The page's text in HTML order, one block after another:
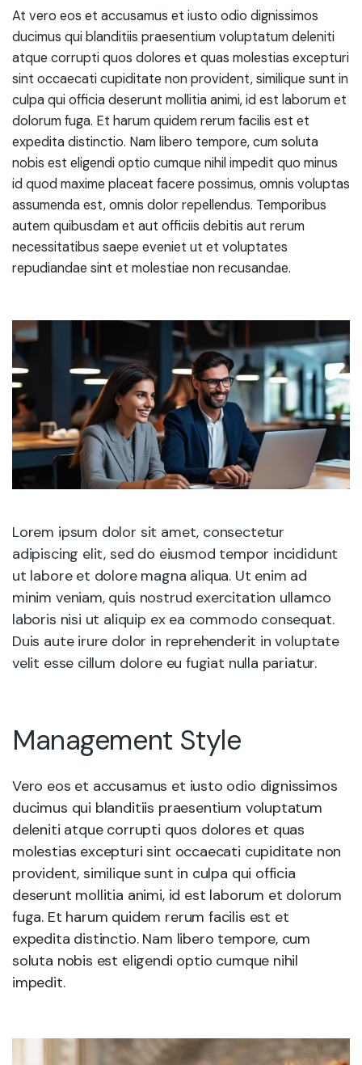
At vero eos et accusamus et iusto odio dignissimos
ducimus qui blanditiis praesentium voluptatum deleniti
atque corrupti quos dolores et quas molestias excepturi
sint occaecati cupiditate non provident, similique sunt in
culpa qui officia deserunt mollitia animi, id est laborum et
dolorum fuga. Et harum quidem rerum facilis est et
expedita distinctio. Nam libero tempore, cum soluta
nobis est eligendi optio cumque nihil impedit quo minus
id quod maxime placeat facere possimus, omnis voluptas
assumenda est, omnis dolor repellendus. Temporibus
autem quibusdam et aut officiis debitis aut rerum
necessitatibus saepe eveniet ut et voluptates
repudiandae sint et molestiae non recusandae.
Lorem ipsum dolor sit amet, consectetur
adipiscing elit, sed do eiusmod tempor incididunt
ut labore et dolore magna aliqua. Ut enim ad
minim veniam, quis nostrud exercitation ullamco
laboris nisi ut aliquip ex ea commodo consequat.
Duis aute irure dolor in reprehenderit in voluptate
velit esse cillum dolore eu fugiat nulla pariatur.
Management Style
Vero eos et accusamus et iusto odio dignissimos
ducimus qui blanditiis praesentium voluptatum
deleniti atque corrupti quos dolores et quas
molestias excepturi sint occaecati cupiditate non
provident, similique sunt in culpa qui officia
deserunt mollitia animi, id est laborum et dolorum
fuga. Et harum quidem rerum facilis est et
expedita distinctio. Nam libero tempore, cum
soluta nobis est eligendi optio cumque nihil
impedit.